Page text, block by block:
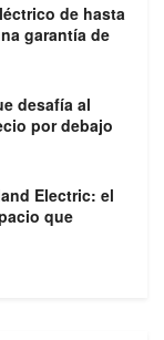
de hasta
garantía de
desafía al
por debajo
Electric: el
que